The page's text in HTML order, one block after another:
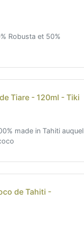
Robusta et 50%
Tiare - 120ml - Tiki
made in Tahiti auquel
de Tahiti -